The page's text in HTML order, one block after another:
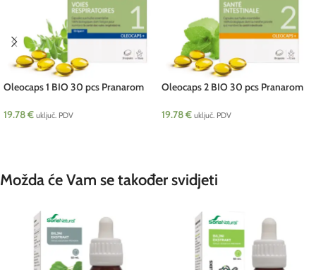
Oleocaps 1 BIO 30 pcs Pranarom
19.78€ uključ. PDV
Oleocaps 2 BIO 30 pcs Pranarom
19.78€ uključ. PDV
Možda će Vam se također svidjeti